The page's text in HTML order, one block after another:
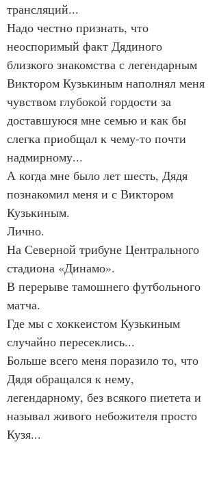
трансляций...
Надо честно признать, что
неоспоримый факт Дядиного
близкого знакомства с легендарным
Виктором Кузькиным наполнял меня
чувством глубокой гордости за
доставшуюся мне семью и как бы
слегка приобщал к чему-то почти
надмирному...
А когда мне было лет шесть, Дядя
познакомил меня и с Виктором
Кузькиным.
Лично.
На Северной трибуне Центрального
стадиона «Динамо».
В перерыве тамошнего футбольного
матча.
Где мы с хоккеистом Кузькиным
случайно пересеклись...
Больше всего меня поразило то, что
Дядя обращался к нему,
легендарному, без всякого пиетета и
называл живого небожителя просто
Кузя...